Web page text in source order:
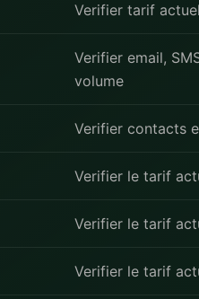
Verifier tarif actuel
Verifier email,
volume
Verifier contacts
Verifier le tarif
Verifier le tarif
Verifier le tarif